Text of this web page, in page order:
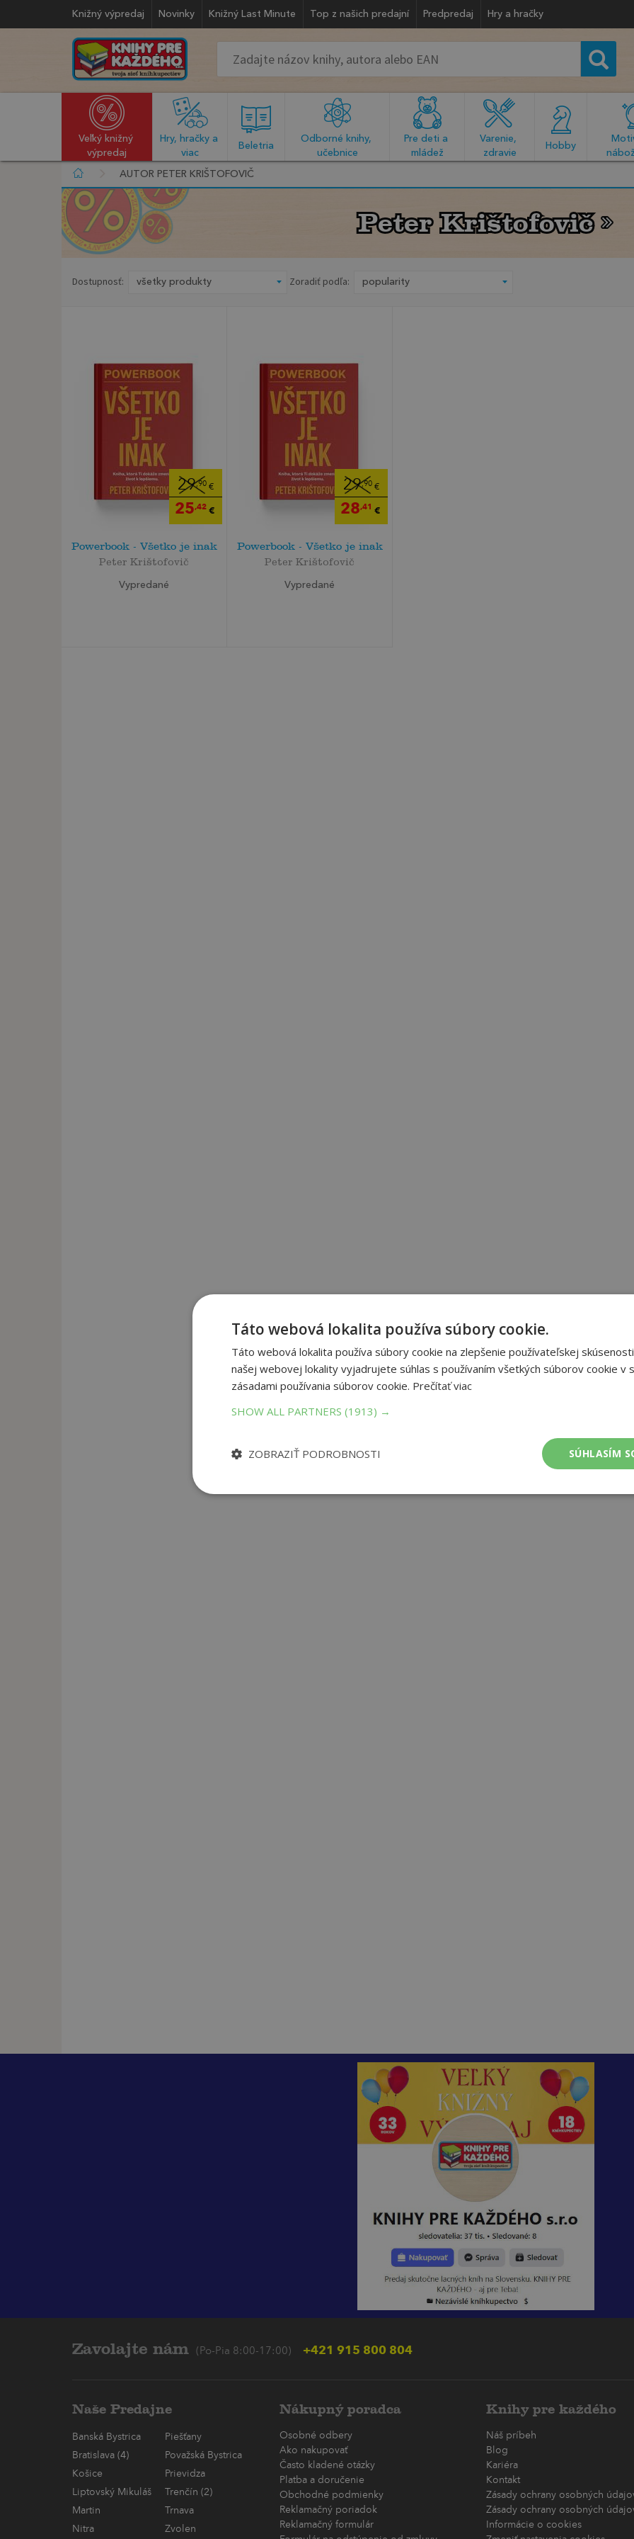
Knižný výpredaj Novinky Knižný Last Minute Top z našich predajní Predpredaj Hry a hračky
Veľký knižný
výpredaj
Hry, hračky a
viac
Beletria
Odborné knihy,
učebnice
Pre deti a
mládež
Varenie,
zdravie
Hobby
AUTOR PETER KRIŠTOFOVIČ
Peter Krištofovič
Peter Krištofovič
Dostupnosť: Zoradiť podľa:
29,90 €
25,42 €
Powerbook - Všetko je inak
Peter Krištofovič
Vypredané
29,90 €
28,41 €
Powerbook - Všetko je inak
Peter Krištofovič
Vypredané
Zavolajte nám (Po-Pia 8:00-17:00) +421 915 800 804
Naše Predajne
Banská Bystrica
Piešťany
Bratislava (4)
Považská Bystrica
Košice
Prievidza
Liptovský Mikuláš
Trenčín (2)
Martin
Trnava
Nitra
Zvolen
Nákupný poradca
Osobné odbery
Ako nakupovať
Často kladené otázky
Platba a doručenie
Obchodné podmienky
Reklamačný poriadok
Reklamačný formulár
Knihy pre každého
Náš príbeh
Blog
Kariéra
Kontakt
Zásady ochrany osobných
Zásady ochrany osobných
Informácie o cookies
Táto webová lokalita používa súbory cookie.
Táto webová lokalita používa súbory cookie na zlepšenie používateľskej
našej webovej lokality vyjadrujete súhlas s používaním všetkých súborov cookie v
zásadami používania súborov cookie. Prečítať viac
SHOW ALL PARTNERS (1913) →
SÚHLASÍM
ZOBRAZIŤ PODROBNOSTI